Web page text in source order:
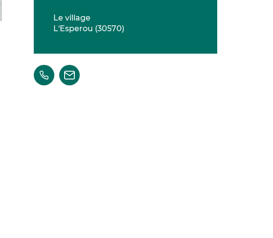
Le village
L'Esperou (30570)